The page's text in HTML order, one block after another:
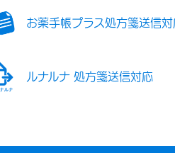
お薬手帳プラス処方箋送信対
ルナルナ 処方箋送信対応